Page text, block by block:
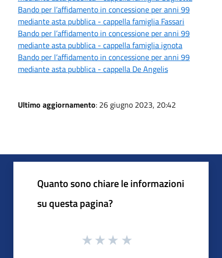
Bando per l’affidamento in concessione per anni 99
mediante asta pubblica - cappella famiglia Fassari
Bando per l’affidamento in concessione per anni 99
mediante asta pubblica - cappella famiglia ignota
Bando per l’affidamento in concessione per anni 99
mediante asta pubblica - cappella De Angelis
Ultimo aggiornamento: 26 giugno 2023, 20:42
Quanto sono chiare le informazioni
su questa pagina?